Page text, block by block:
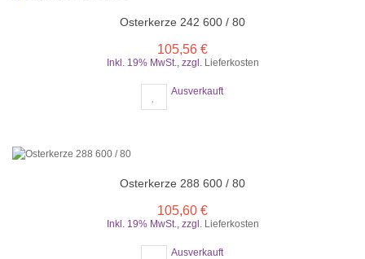
Osterkerze 242 600 / 80
105,56 €
Inkl. 19% MwSt. zzgl. Lieferkosten
Ausverkauft
Osterkerze 288 600 / 80
105,60 €
Inkl. 19% MwSt., zzgl. Lieferkosten
Ausverkauft